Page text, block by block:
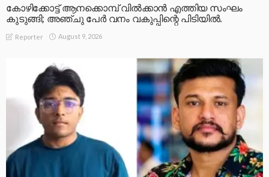
കോഴിക്കോട്ട് ആനക്കൊമ്പ് വിൽക്കാൻ എത്തിയ സംഘം
കുടുങ്ങി; അഞ്ചു പേർ വനം വകുപ്പിന്റെ പിടിയിൽ.
Reporter August 9, 2026